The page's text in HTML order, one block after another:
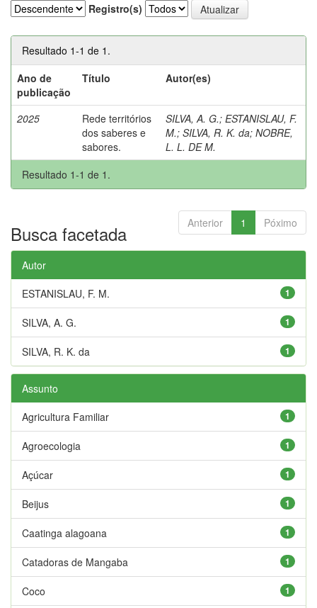
Registro(s)
Resultado 1-1 de 1.
Ano de
publicação
Título Autor(es)
2025
Rede territórios
dos saberes e
sabores.
SILVA, A. G.; ESTANISLAU, F.
M.; SILVA, R. K. da; NOBRE,
L. L. DE M.
Resultado 1-1 de 1.
Anterior 1 Póximo
Busca facetada
Autor
1
ESTANISLAU, F. M.
1
SILVA, A. G.
1
SILVA, R. K. da
Assunto
1
Agricultura Familiar
1
Agroecologia
1
Açúcar
1
Beijus
1
Caatinga alagoana
1
Catadoras de Mangaba
1
Coco